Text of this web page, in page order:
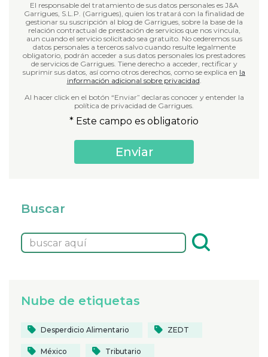
El responsable del tratamiento de sus datos personales es J&A
Garrigues, S.L.P. (Garrigues), quien los tratará con la finalidad de
gestionar su suscripción al blog de Garrigues, sobre la base de la
relación contractual de prestación de servicios que nos vincula,
aun cuando el servicio solicitado sea gratuito. No cederemos sus
datos personales a terceros salvo cuando resulte legalmente
obligatorio, podrán acceder a sus datos personales los prestadores
de servicios de Garrigues. Tiene derecho a acceder, rectificar y
suprimir sus datos, así como otros derechos, como se explica en la
información adicional sobre privacidad.
Al hacer click en el botón “Enviar” declaras conocer y entender la
política de privacidad de Garrigues.
* Este campo es obligatorio
Buscar
Nube de etiquetas
Desperdicio Alimentario ZEDT
México Tributario